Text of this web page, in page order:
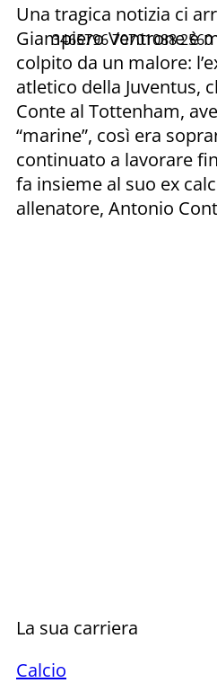
3465796 70701088
Una tragica notizia ci
Giampiero Ventrone è
colpito da un malore:
atletico della Juventus,
Conte al Tottenham,
“marine”, così era
continuato a lavorare
fa insieme al suo ex
allenatore, Antonio
La sua carriera
Calcio